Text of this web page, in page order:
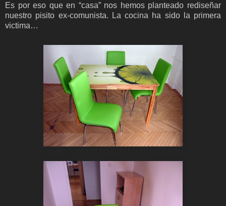
Es por eso que en “casa” nos hemos planteado rediseñar
nuestro pisito ex-comunista. La cocina ha sido la primera
victima…